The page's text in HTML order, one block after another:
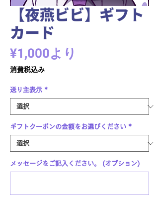
【夜燕ビビ】ギフト
カード
¥1,000より
価
格
消費税込み
送り主表示 *
ギフトクーポンの金額をお選びください *
メッセージをご記入ください。 (オプション)